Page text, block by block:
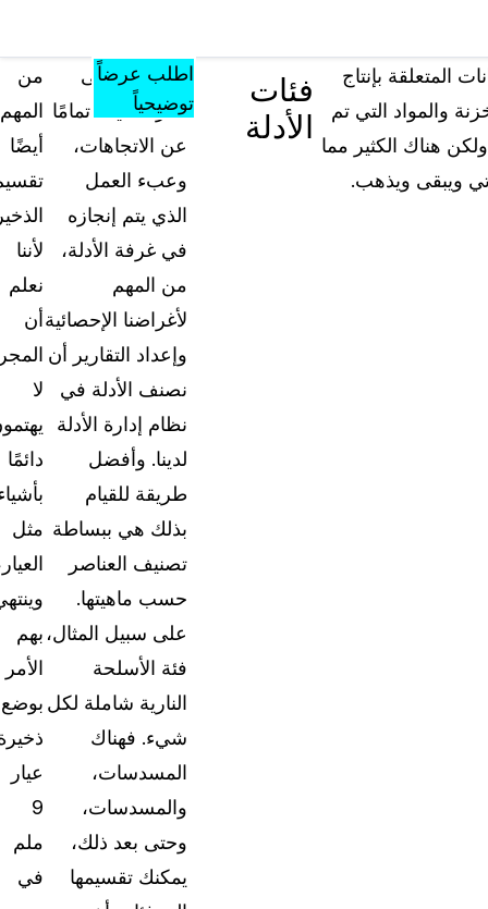
الأسعار
المعرفة
يقدمه الموقع من
أدوات ومواد
تعليمية ومعرفية
الأسئلة الشائعة
إجابات على أسئلتكم الأكثر شيوعاً حول "كيس
نصائح التعتيم، وأدلة الاستخدام، وأخبار القطاع
تجارب العملاء
تعرف على كيفية مواجهة العملاء لتحديات التعتيم
أرض الواقع باستخدام كيس جارد
الدعم والمساعدة
وثائق شاملة وأدلة المستخدمين لتطبيق "كيس
استكشف آخر تحديثات كيس جارد وتعرف على
استخدام الميزات الجديدة
قصص النجاح
استمع مباشرة إلى تجارب الأشخاص الذين
عن الشركة
مسيرتنا، رؤيتنا، والمبادئ التي نؤمن بها
والفعالياتاطلب عرضاً
توضيحياً
المتعلقة بإنتاج
والمواد التي تم
هناك الكثير مما
ويبقى ويذهب.
فئات
الأدلة
للحصول على
فكرة دقيقة تمامًا
عن الاتجاهات،
وعبء العمل
الذي يتم إنجازه
في غرفة الأدلة،
من المهم
لأغراضنا الإحصائية
وإعداد التقارير أن
نصنف الأدلة في
نظام إدارة الأدلة
لدينا. وأفضل
طريقة للقيام
بذلك هي ببساطة
تصنيف العناصر
حسب ماهيتها.
على سبيل المثال،
فئة الأسلحة
النارية شاملة لكل
شيء. فهناك
المسدسات،
والمسدسات،
وحتى بعد ذلك،
يمكنك تقسيمها
من
المهم
أيضًا
لأننا
نعلم
أن
لا
دائمًا
مثل
بهم
الأمر
بوضع
عيار
9
ملم
في